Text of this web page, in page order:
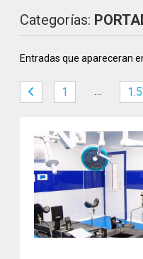
Categorías:
Entradas que apareceran
1 …